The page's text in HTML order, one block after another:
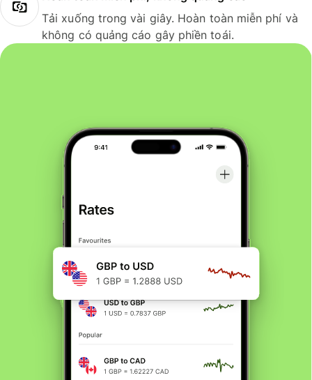
Tải xuống trong vài giây. Hoàn toàn miễn phí và
không có quảng cáo gây phiền toái.